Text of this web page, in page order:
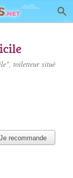
toiletteur situé
Je recommande